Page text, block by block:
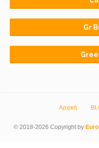
Gr
Αρχική
© 2018-2026 Copyright by